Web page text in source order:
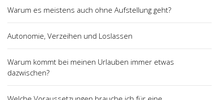
Warum es meistens auch ohne Aufstellung geht?
Autonomie, Verzeihen und Loslassen
Warum kommt bei meinen Urlauben immer etwas
dazwischen?